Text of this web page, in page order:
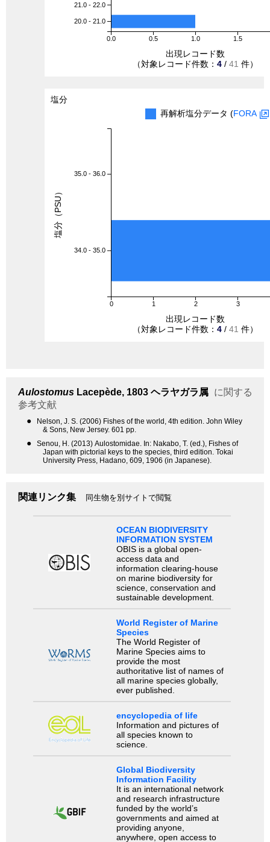
0.0 0.5 1.0 1.5
21.0 - 22.0
20.0 - 21.0
出現レコード数
（対象レコード件数： 4 / 41 件）
塩分
再解析塩分データ (FORA
0 1 2 3
35.0 - 36.0
34.0 - 35.0
出現レコード数
（対象レコード件数： 4 / 41 件）
塩分（PSU）
Aulostomus Lacepède, 1803 ヘラヤガラ属 に関する
参考文献
●
Nelson, J. S. (2006) Fishes of the world, 4th edition. John Wiley
& Sons, New Jersey. 601 pp.
●
Senou, H. (2013) Aulostomidae. In: Nakabo, T. (ed.), Fishes of
Japan with pictorial keys to the species, third edition. Tokai
University Press, Hadano, 609, 1906 (in Japanese).
関連リンク集 同生物を別サイトで閲覧
OCEAN BIODIVERSITY
INFORMATION SYSTEM
OBIS is a global open-
access data and
information clearing-house
on marine biodiversity for
science, conservation and
sustainable development.
World Register of Marine
Species
The World Register of
Marine Species aims to
provide the most
authoritative list of names of
all marine species globally,
ever published.
encyclopedia of life
Information and pictures of
all species known to
science.
Global Biodiversity
Information Facility
It is an international network
and research infrastructure
funded by the world’s
governments and aimed at
providing anyone,
anywhere, open access to